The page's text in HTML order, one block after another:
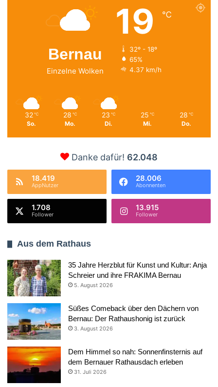
Bernau
Einzelne Wolken
19 ℃
32º - 18º
65%
4.37 km/h
32 ℃
So.
28 ℃
Mo.
23 ℃
Di.
25 ℃
Mi.
28 ℃
Do.
Danke dafür! 62.048
18.419
AppNutzer
28.006
Abonnenten
1.708
Follower
13.915
Follower
Aus dem Rathaus
35 Jahre Herzblut für Kunst und Kultur: Anja
Schreier und ihre FRAKIMA Bernau
5. August 2026
Süßes Comeback über den Dächern von
Bernau: Der Rathaushonig ist zurück
3. August 2026
Dem Himmel so nah: Sonnenfinsternis auf
dem Bernauer Rathausdach erleben
31. Juli 2026